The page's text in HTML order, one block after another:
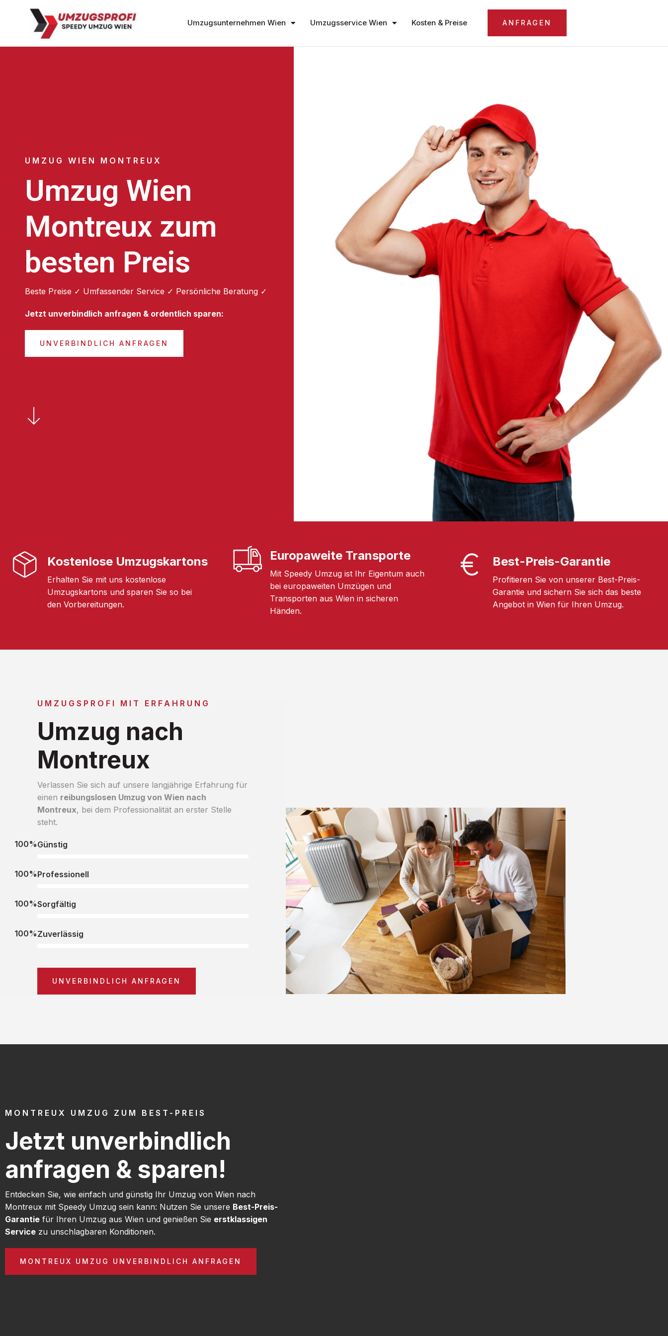
Umzugsunternehmen Wien Umzugsservice Wien Kosten & Preise ANFRAGEN
UMZUG WIEN MONTREUX
Umzug Wien
Montreux zum
besten Preis
Beste Preise ✓ Umfassender Service ✓ Persönliche Beratung ✓
Jetzt unverbindlich anfragen & ordentlich sparen:
UNVERBINDLICH ANFRAGEN
Kostenlose Umzugskartons
Erhalten Sie mit uns kostenlose
Umzugskartons und sparen Sie so bei
den Vorbereitungen.
Europaweite Transporte
Mit Speedy Umzug ist Ihr Eigentum auch
bei europaweiten Umzügen und
Transporten aus Wien in sicheren
Händen.
Best-Preis-Garantie
Profitieren Sie von unserer Best-Preis-
Garantie und sichern Sie sich das beste
Angebot in Wien für Ihren Umzug.
UMZUGSPROFI MIT ERFAHRUNG
Umzug nach
Montreux
Verlassen Sie sich auf unsere langjährige Erfahrung für
einen reibungslosen Umzug von Wien nach
Montreux, bei dem Professionalität an erster Stelle
steht.
Günstig
100%
Professionell
100%
Sorgfältig
100%
Zuverlässig
100%
UNVERBINDLICH ANFRAGEN
MONTREUX UMZUG ZUM BEST-PREIS
Jetzt unverbindlich
anfragen & sparen!
Entdecken Sie, wie einfach und günstig Ihr Umzug von Wien nach
Montreux mit Speedy Umzug sein kann: Nutzen Sie unsere Best-Preis-
Garantie für Ihren Umzug aus Wien und genießen Sie erstklassigen
Service zu unschlagbaren Konditionen.
MONTREUX UMZUG UNVERBINDLICH ANFRAGEN